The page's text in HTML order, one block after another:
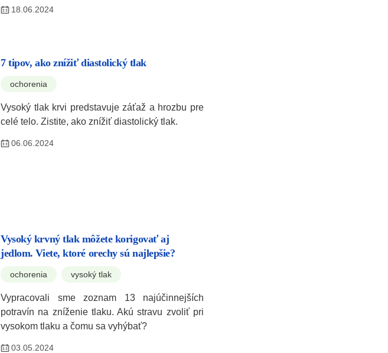
18.06.2024
7 tipov, ako znížiť diastolický tlak
ochorenia
Vysoký tlak krvi predstavuje záťaž a hrozbu pre
celé telo. Zistite, ako znížiť diastolický tlak.
06.06.2024
Vysoký krvný tlak môžete korigovať aj
jedlom. Viete, ktoré orechy sú najlepšie?
ochorenia vysoký tlak
Vypracovali sme zoznam 13 najúčinnejších
potravín na zníženie tlaku. Akú stravu zvoliť pri
vysokom tlaku a čomu sa vyhýbať?
03.05.2024